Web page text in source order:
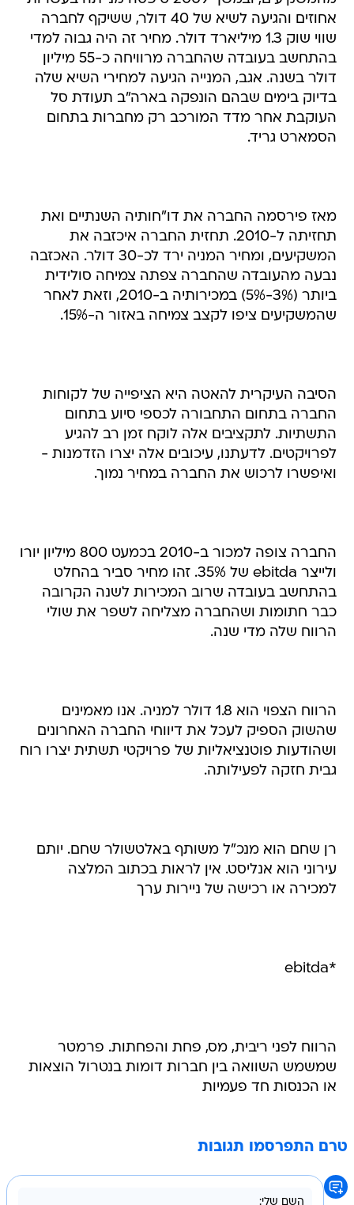
אחוזים והגיעה לשיא של 40 דולר, ששיקף לחברה
שווי שוק 1.3 מיליארד דולר. מחיר זה היה גבוה למדי
בהתחשב בעובדה שהחברה מרוויחה כ-55 מיליון
דולר בשנה. אגב, המנייה הגיעה למחירי השיא שלה
בדיוק בימים שבהם הונפקה בארה"ב תעודת סל
העוקבת אחר מדד המורכב רק מחברות בתחום
הסמארט גריד.
מאז פירסמה החברה את דו"חותיה השנתיים ואת
תחזיתה ל-2010. תחזית החברה איכזבה את
המשקיעים, ומחיר המניה ירד לכ-30 דולר. האכזבה
נבעה מהעובדה שהחברה צפתה צמיחה סולידית
ביותר (3%-5%) במכירותיה ב-2010, וזאת לאחר
שהמשקיעים ציפו לקצב צמיחה באזור ה-15%.
הסיבה העיקרית להאטה היא הציפייה של לקוחות
החברה בתחום התחבורה לכספי סיוע בתחום
התשתיות. לתקציבים אלה לוקח זמן רב להגיע
לפרויקטים. לדעתנו, עיכובים אלה יצרו הזדמנות -
ואיפשרו לרכוש את החברה במחיר נמוך.
החברה צופה למכור ב-2010 בכמעט 800 מיליון יורו
ולייצר ebitda של 35%. זהו מחיר סביר בהחלט
בהתחשב בעובדה שרוב המכירות לשנה הקרובה
כבר חתומות ושהחברה מצליחה לשפר את שולי
הרווח שלה מדי שנה.
הרווח הצפוי הוא 1.8 דולר למניה. אנו מאמינים
שהשוק הספיק לעכל את דיווחי החברה האחרונים
ושהודעות פוטנציאליות של פרויקטי תשתית יצרו רוח
גבית חזקה לפעילותה.
רן שחם הוא מנכ"ל משותף באלטשולר שחם. יותם
עירוני הוא אנליסט. אין לראות בכתוב המלצה
למכירה או רכישה של ניירות ערך
*ebitda
הרווח לפני ריבית, מס, פחת והפחתות. פרמטר
שמשמש השוואה בין חברות דומות בנטרול הוצאות
או הכנסות חד פעמיות
טרם התפרסמו תגובות